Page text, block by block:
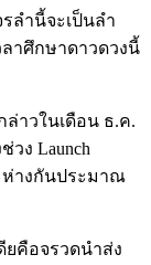
ลำนี้จะเป็นลำ
ลาศึกษาดาวดวงนี้
าวในเดือน ธ.ค.
วง Launch
ห่างกันประมาณ
ยคือจรวดนำส่ง